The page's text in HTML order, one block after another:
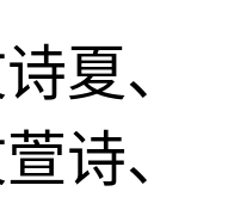
夏、
诗、